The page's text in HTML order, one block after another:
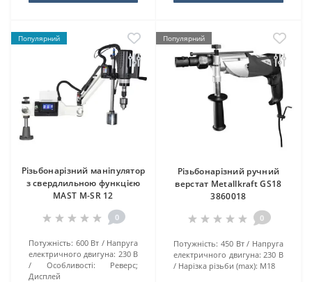
Популярний
Різьбонарізний маніпулятор
з свердлильною функцією
MAST M-SR 12
0
Потужність: 600 Вт
Напруга
електричного двигуна: 230 В
Особливості:
Реверс;
Дисплей
Популярний
Різьбонарізний ручний
верстат Metallkraft GS18
3860018
0
Потужність: 450 Вт
Напруга
електричного двигуна: 230 В
Нарізка різьби (max): M18